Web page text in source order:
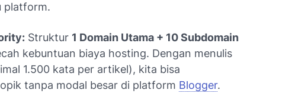
platform.
: Struktur 1 Domain Utama + 10 Subdomain
kebuntuan biaya hosting. Dengan menulis
1.500 kata per artikel), kita bisa
tanpa modal besar di platform Blogger.